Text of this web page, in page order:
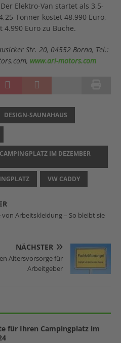
Elektro-Van startet als 3,5-
Tonner kostet 48.990 Euro,
Euro zu Buche.
Str. 20, 04552 Borna, Tel.:
www.ari-motors.com
DESIGN-SAUNAHAUS
IM DEZEMBER
VW CADDY
von Arbeitskleidung – So bleibt sie
NÄCHSTER
Altersvorsorge für
Arbeitgeber
für Ihren Campingplatz im